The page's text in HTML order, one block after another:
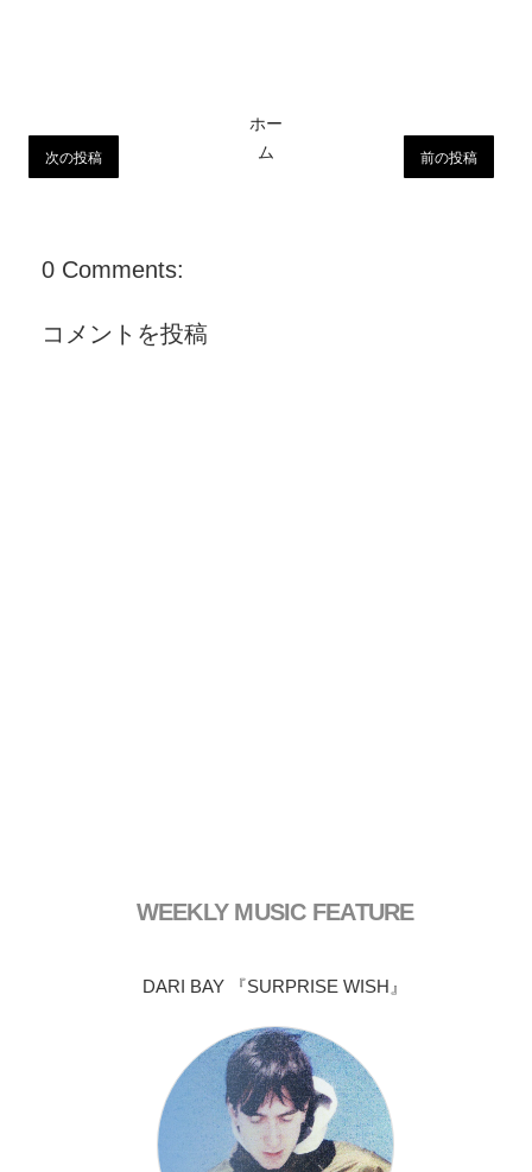
次の投稿 前の投稿
ホー
ム
0 Comments:
コメントを投稿
WEEKLY MUSIC FEATURE
DARI BAY 『SURPRISE WISH』